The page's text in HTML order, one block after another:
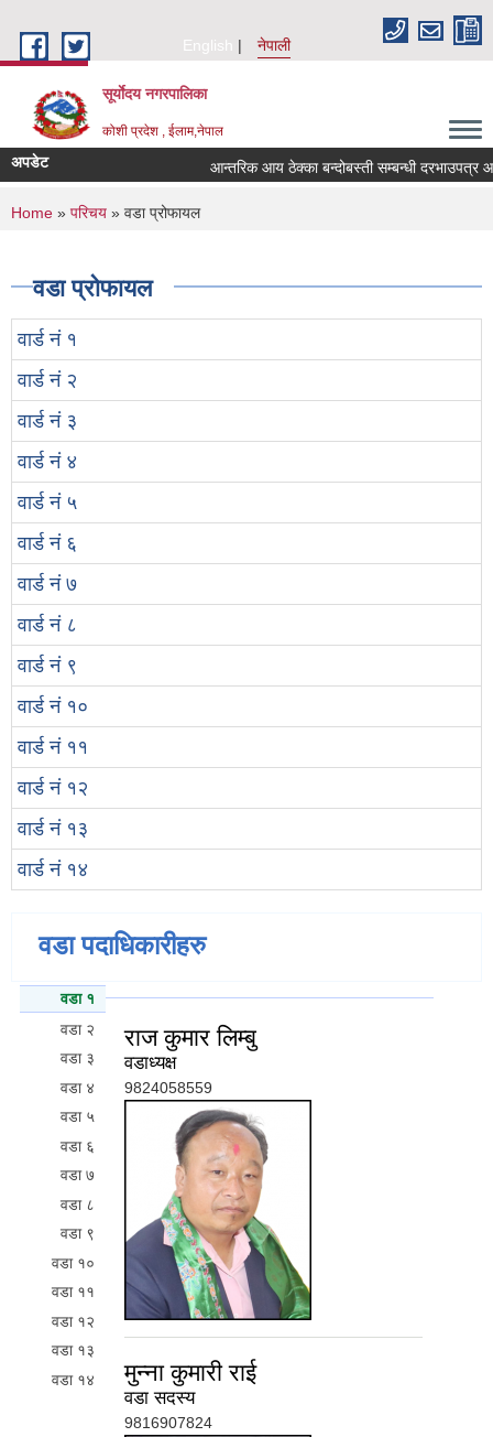
English
नेपाली
सूर्याेदय नगरपालिका
कोशी प्रदेश , ईलाम,नेपाल
अपडेट आन्तरिक आय ठेक्का बन्दोबस्ती सम्बन्धी दरभाउपत्र
You are here
Home » परिचय » वडा प्रोफायल
वडा प्रोफायल
वार्ड नं १
वार्ड नं २
वार्ड नं ३
वार्ड नं ४
वार्ड नं ५
वार्ड नं ६
वार्ड नं ७
वार्ड नं ८
वार्ड नं ९
वार्ड नं १०
वार्ड नं ११
वार्ड नं १२
वार्ड नं १३
वार्ड नं १४
वडा पदाधिकारीहरु
वडा १ (active tab)
वडा २
वडा ३
वडा ४
वडा ५
वडा ६
वडा ७
वडा ८
वडा ९
वडा १०
वडा ११
वडा १२
वडा १३
वडा १४
राज कुमार लिम्बु
वडाध्यक्ष
9824058559
मुन्ना कुमारी राई
वडा सदस्य
9816907824